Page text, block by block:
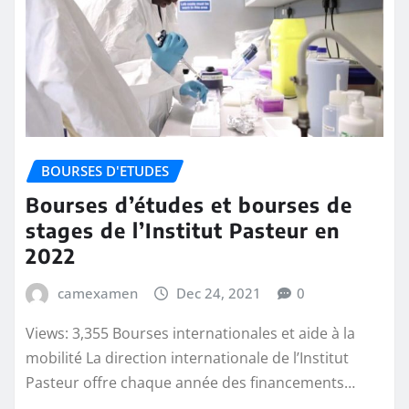
BOURSES D'ETUDES
Bourses d’études et bourses de
stages de l’Institut Pasteur en
2022
camexamen Dec 24, 2021 0
Views: 3,355 Bourses internationales et aide à la
mobilité La direction internationale de l’Institut
Pasteur offre chaque année des financements…